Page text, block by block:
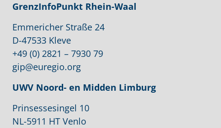
GrenzInfoPunkt Rhein-Waal
Emmericher Straße 24
D-47533 Kleve
+49 (0) 2821 – 7930 79
gip@euregio.org
UWV Noord- en Midden Limburg
Prinsessesingel 10
NL-5911 HT Venlo